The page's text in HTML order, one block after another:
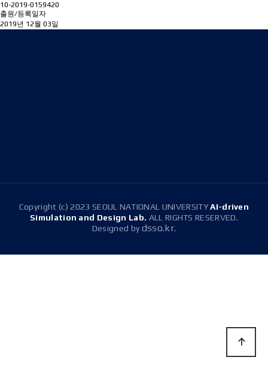
10-2019-0159420
출원/등록일자
2019년 12월 03일
Copyright (c) 2023 SEOUL NATIONAL UNIVERSITYAI-driven
Simulation and Design Lab. ALL RIGHTS RESERVED.
Designed bydsso.kr.